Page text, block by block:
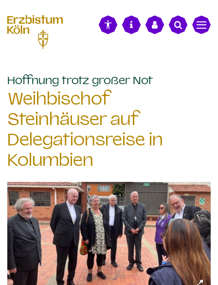
Hoffnung trotz großer Not:
Weihbischof
Steinhäuser auf
Delegationsreise in
Kolumbien